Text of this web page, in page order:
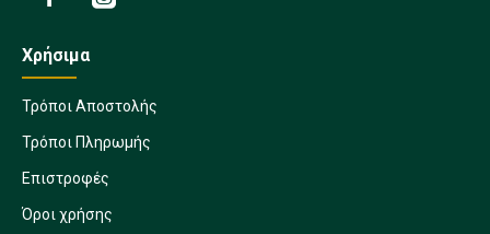
Χρήσιμα
Τρόποι Αποστολής
Τρόποι Πληρωμής
Επιστροφές
Όροι χρήσης